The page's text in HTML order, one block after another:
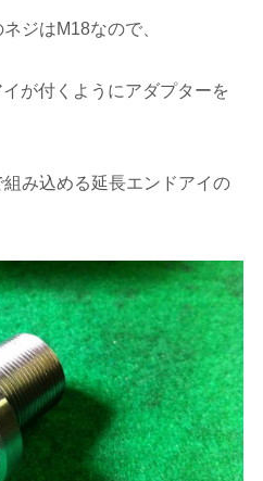
ジはM18なので、
が付くようにアダプターを
み込める延長エンドアイの